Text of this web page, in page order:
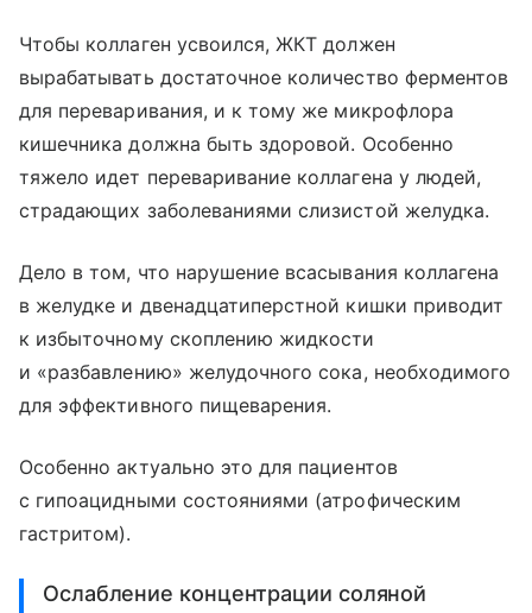
Чтобы коллаген усвоился, ЖКТ должен
вырабатывать достаточное количество ферментов
для переваривания, и к тому же микрофлора
кишечника должна быть здоровой. Особенно
тяжело идет переваривание коллагена у людей,
страдающих заболеваниями слизистой желудка.
Дело в том, что нарушение всасывания коллагена
в желудке и двенадцатиперстной кишки приводит
к избыточному скоплению жидкости
и «разбавлению» желудочного сока, необходимого
для эффективного пищеварения.
Особенно актуально это для пациентов
с гипоацидными состояниями (атрофическим
гастритом).
Ослабление концентрации соляной